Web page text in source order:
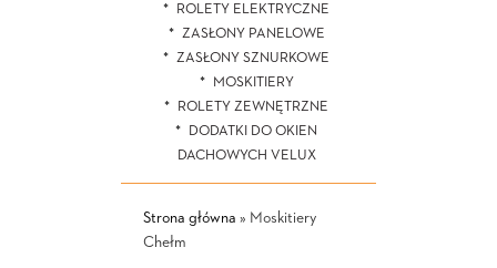
ROLETY ELEKTRYCZNE
ZASŁONY PANELOWE
ZASŁONY SZNURKOWE
MOSKITIERY
ROLETY ZEWNĘTRZNE
DODATKI DO OKIEN
DACHOWYCH VELUX
Strona główna » Moskitiery
Chełm